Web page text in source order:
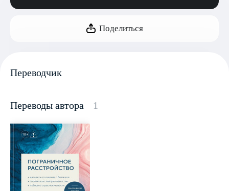
Поделиться
Переводчик
Переводы автора 1